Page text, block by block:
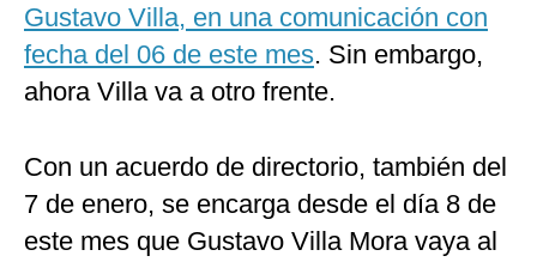
Gustavo Villa, en una comunicación con
fecha del 06 de este mes. Sin embargo,
ahora Villa va a otro frente.
Con un acuerdo de directorio, también del
7 de enero, se encarga desde el día 8 de
este mes que Gustavo Villa Mora vaya al